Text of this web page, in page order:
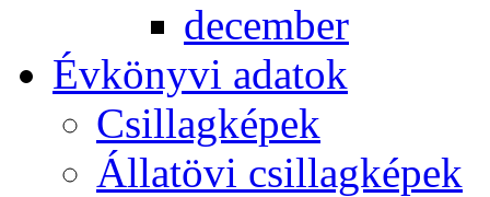
de­cem­ber
Év­köny­vi ada­tok
Csil­lag­ké­pek
Ál­lat­övi csil­lag­ké­pek